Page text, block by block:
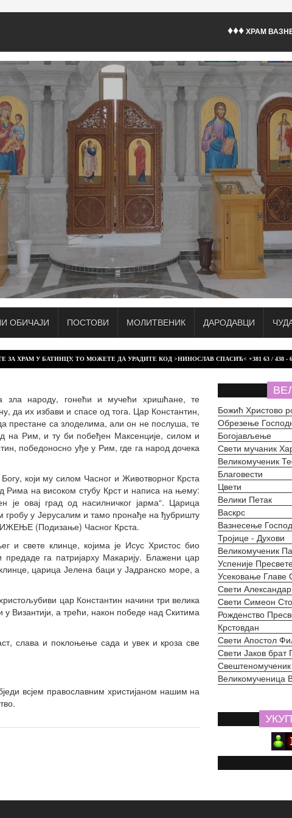
♦♦♦ ХРАМ
ОБИЧАЈИ ПОСТОВИ МОЛИТВЕНИК ДАРОДАВЦИ
У БАТИНЦУ, ТО МОЖЕТЕ ДА УРАДИТЕ КОД >НИНОСЛАВ СПАСИЋ< +381 63 / 438 - 698
зла народу, гонећи и мучећи хришћане, те
да их избави и спасе од тога. Цар Константин,
престане са злоделима, али он не послуша, те
на Рим, и ту би побеђен Максенције, силом и
победоносно уђе у Рим, где га народ дочека
који му силом Часног и Животворног Крста
Рима на високом стубу Крст и написа на њему:
овај град од насилничког јарма“. Царица
у Јерусалим и тамо пронађе на ђубришту
(Подизање) Часног Крста.
и свете клинце, којима је Исус Христос био
га патријарху Макарију. Блажени цар
царица Јелена баци у Јадранско море, а
цар Константин начини три велика
Византији, а трећи, након победе над Скитима
слава и поклоњење сада и увек и кроза све
всјем православним христијаном нашим на
Божић Христово
Обрезење
Богојављење
Свети мучаник
Великомученик
Благовести
Цвети
Велики Петак
Васкрс
Вазнесење
Тројице - Духови
Великомученик
Успеније
Усековање Главе
Свети
Свети Симеон
Рожденство
Крстовдан
Свети Апостол
Свети Јаков брат
Великомученица